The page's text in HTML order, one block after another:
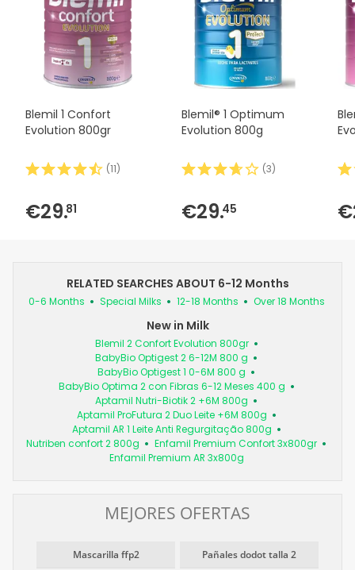
Blemil 1 Confort
Evolution 800gr
(11)
€29.81
Blemil® 1 Optimum
Evolution 800g
(3)
€29.45
RELATED SEARCHES ABOUT 6-12 Months
0-6 Months Special Milks 12-18 Months Over 18 Months
New in Milk
Blemil 2 Confort Evolution 800gr
BabyBio Optigest 2 6-12M 800 g
BabyBio Optigest 1 0-6M 800 g
BabyBio Optima 2 con Fibras 6-12 Meses 400 g
Aptamil Nutri-Biotik 2 +6M 800g
Aptamil ProFutura 2 Duo Leite +6M 800g
Aptamil AR 1 Leite Anti Regurgitação 800g
Nutriben confort 2 800g
Enfamil Premium Confort 3x800gr
Enfamil Premium AR 3x800g
MEJORES OFERTAS
Mascarilla ffp2 Pañales dodot talla 2